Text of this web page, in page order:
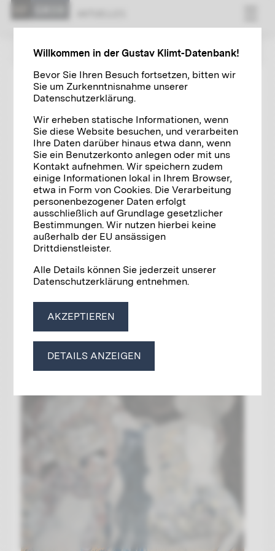
ZUR ÜBERSICHT
27.06.2023 KLIMT NEWS
Rekordergebnis für Gustav Klimts
Dame mit Fächer
Willkommen in der Gustav Klimt-Datenbank!
Bevor Sie Ihren Besuch fortsetzen, bitten wir
Sie um Zurkenntnisnahme unserer
Datenschutzerklärung.
Wir erheben statische Informationen, wenn
Sie diese Website besuchen, und verarbeiten
Ihre Daten darüber hinaus etwa dann, wenn
Sie ein Benutzerkonto anlegen oder mit uns
Kontakt aufnehmen. Wir speichern zudem
einige Informationen lokal in Ihrem Browser,
etwa in Form von Cookies. Die Verarbeitung
personenbezogener Daten erfolgt
ausschließlich auf Grundlage gesetzlicher
Bestimmungen. Wir nutzen hierbei keine
außerhalb der EU ansässigen
Drittdienstleister.
Alle Details können Sie jederzeit unserer
Datenschutzerklärung entnehmen.
AKZEPTIEREN
DETAILS ANZEIGEN